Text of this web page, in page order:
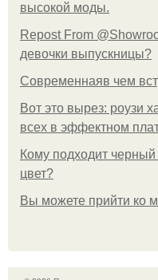
высокой моды.
Repost From
девочки выпускницы?
Современнаяв чем
Вот это вырез: роузи
всех в эффектном
Кому подходит
цвет?
Вы можете прийти ко